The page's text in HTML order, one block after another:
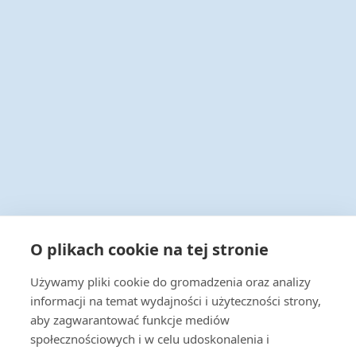
+48 22 538 43 00
Napisz do nas
handel@actus-info.pl
Biuro
O plikach cookie na tej stronie
Używamy pliki cookie do gromadzenia oraz analizy
informacji na temat wydajności i użyteczności strony,
aby zagwarantować funkcje mediów
społecznościowych i w celu udoskonalenia i